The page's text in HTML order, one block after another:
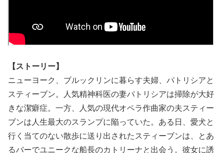
【ストーリー】
ニューヨーク、ブルックリンに暮らす夫婦、パトリシアと
スティーブン。人気精神科医の妻パトリシアは掃除が大好
きな潔癖症。一方、人気の現代オペラ作曲家の夫スティー
ブンは人生最大のスランプに陥っていた。ある日、愛犬と
行く当てのない散歩に送り出されたスティーブンは、とあ
るバーでユニークな船長のカトリーナと出会う。彼女に誘